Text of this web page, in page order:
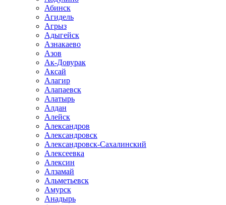
Абинск
Агидель
Агрыз
Адыгейск
Азнакаево
Азов
Ак-Довурак
Аксай
Алагир
Алапаевск
Алатырь
Алдан
Алейск
Александров
Александровск
Александровск-Сахалинский
Алексеевка
Алексин
Алзамай
Альметьевск
Амурск
Анадырь